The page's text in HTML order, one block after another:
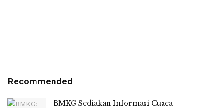
Recommended
BMKG Sediakan Informasi Cuaca